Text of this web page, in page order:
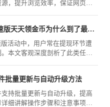
，提升浏览效率，保证网页访
vivo浏览器极速版天天领金币为什么到了最终提现总翻车
活动中，用户常在提现环节遭
本文客观深度剖析了此类任务
批量更新与自动升级方法
持批量更新与自动升级，提高
细讲解操作步骤和注意事项，